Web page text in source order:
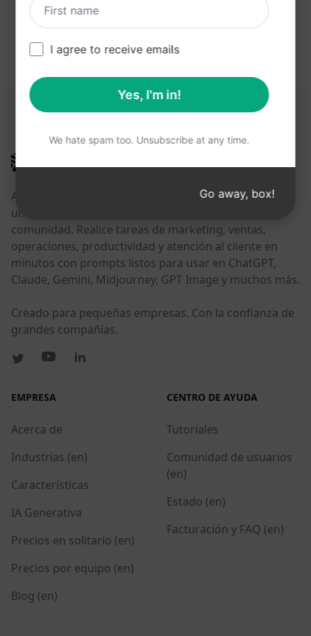
ESTOS ENLACES PUEDEN RESULTARLE ÚTILES
AIPRM
AIPRM es una herramienta de gestión de prompts y
una biblioteca de prompts impulsada por la
comunidad. Realice tareas de marketing, ventas,
operaciones, productividad y atención al cliente en
minutos con prompts listos para usar en ChatGPT,
Claude, Gemini, Midjourney, GPT Image y muchos más.
Creado para pequeñas empresas. Con la confianza de
grandes compañías.
EMPRESA
Acerca de
Industrias (en)
Características
IA Generativa
Precios en solitario (en)
Precios por equipo (en)
Blog (en)
CENTRO DE AYUDA
Tutoriales
Comunidad de usuarios
(en)
Estado (en)
Facturación y FAQ (en)
I agree to receive emails
Yes, I'm in!
We hate spam too. Unsubscribe at any time.
Go away, box!